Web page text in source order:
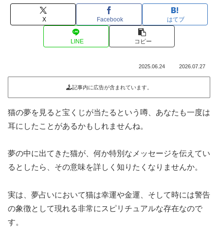
X Facebook はてブ
LINE コピー
2025.06.24 2026.07.27
記事内に広告が含まれています。
猫の夢を見ると宝くじが当たるという噂、あなたも一度は
耳にしたことがあるかもしれませんね。
夢の中に出てきた猫が、何か特別なメッセージを伝えてい
るとしたら、その意味を詳しく知りたくなりませんか。
実は、夢占いにおいて猫は幸運や金運、そして時には警告
の象徴として現れる非常にスピリチュアルな存在なので
す。